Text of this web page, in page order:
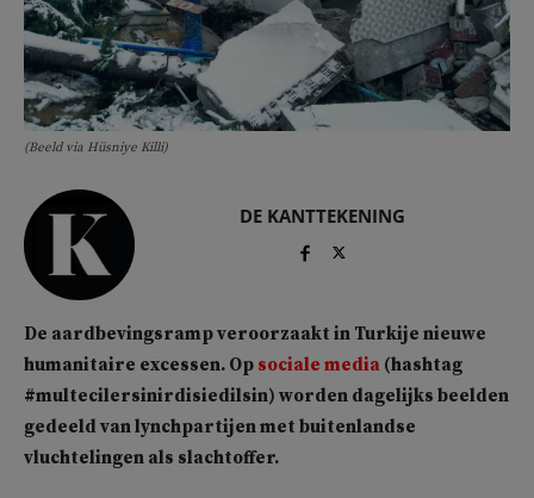
(Beeld via Hüsniye Killi)
DE KANTTEKENING
De aardbevingsramp veroorzaakt in Turkije nieuwe
humanitaire excessen. Op sociale media (hashtag
#multecilersinirdisiedilsin) worden dagelijks beelden
gedeeld van lynchpartijen met buitenlandse
vluchtelingen als slachtoffer.